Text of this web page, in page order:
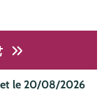
le 20/08/2026